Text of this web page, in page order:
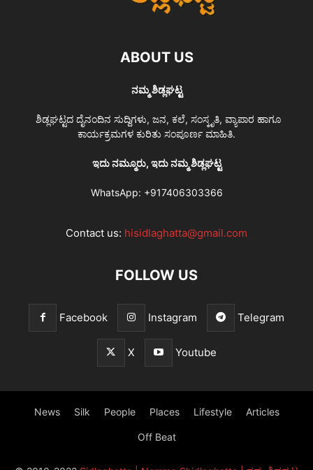
ABOUT US
ನಮ್ಮ ಶಿಡ್ಲಘಟ್ಟ
ಶಿಡ್ಲಘಟ್ಟದ ದೈನಂದಿನ ಸುದ್ದಿಗಳು, ಜನ, ಕಲೆ, ಸಂಸ್ಕೃತಿ, ವ್ಯಾಪಾರ ಹಾಗೂ
ಕಾರ್ಯಕ್ರಮಗಳ ಕುರಿತು ಸಂಪೂರ್ಣ ಮಾಹಿತಿ.
ಇದು ನಮ್ಮೂರು, ಇದು ನಮ್ಮ ಶಿಡ್ಲಘಟ್ಟ
WhatsApp: +917406303366
Contact us: hisidlaghatta@gmail.com
FOLLOW US
Facebook Instagram Telegram
X Youtube
News Silk People Places Lifestyle Articles
Off Beat